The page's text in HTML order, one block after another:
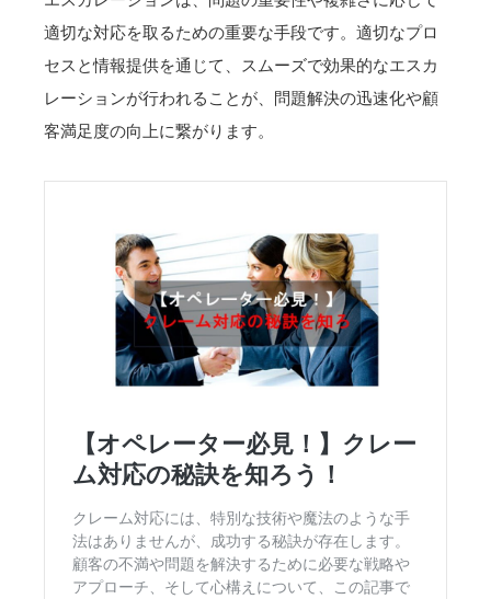
適切な対応を取るための重要な手段です。適切なプロ
セスと情報提供を通じて、スムーズで効果的なエスカ
レーションが行われることが、問題解決の迅速化や顧
客満足度の向上に繋がります。